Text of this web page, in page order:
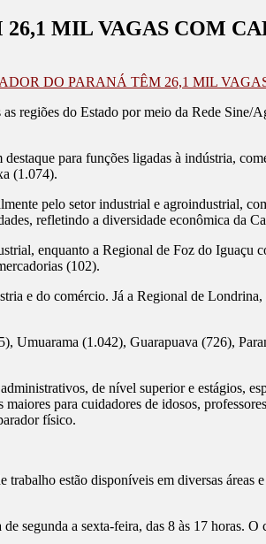
MIL VAGAS COM
DO PARANÁ TÊM 26,1 MIL
as regiões do Estado por meio da Rede Sine/
para funções ligadas à indústria,
(1.074).
pelo setor industrial e agroindustrial,
refletindo a diversidade econômica da
enquanto a Regional de Foz do Iguaçu
(102).
e do comércio. Já a Regional de
Umuarama (1.042), Guarapuava (726),
de nível superior e estágios,
para cuidadores de idosos,
físico.
estão disponíveis em diversas áreas
segunda a sexta-feira, das 8 às 17 horas.